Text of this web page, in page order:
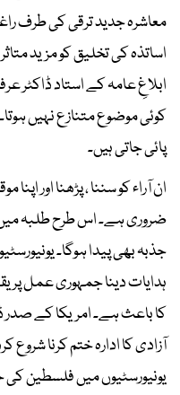
معاشرہ جدید ترقی کی طرف
اساتذہ کی تخلیق کو مزید
ابلاغِ عامہ کے استاد ڈاکٹر
کوئی موضوع متنازع نہیں
پائی جاتی ہیں۔
ان آراء کو سننا ، پڑھنا اور
ضروری ہے۔ اس طرح طلبہ میں
جذبہ بھی پیدا ہوگا۔
ہدایات دینا جمہوری عمل
کا باعث ہے۔ امریکا کے صدر
آزادی کا ادارہ ختم کرنا
یونیورسٹیوں میں فلسطین